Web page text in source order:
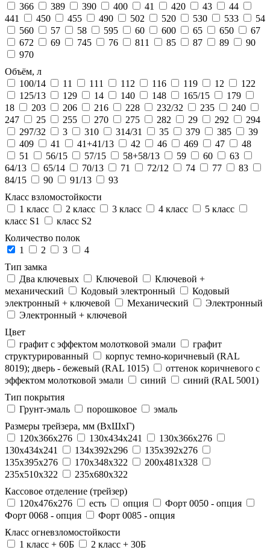
366
389 390 400 41 420 43
44
441
450 455 490 502 520 530 533
54
560
57 58 595 60 600 65 650
67
672
69 745 76 811 85 87 89
90
970
Объём, л
100/14
11 111 112 116 119 12
122
125/13
129 14 140 148 165/15
179
18
203 206 216 228 232/32 235
240
247
25 255 270 275 282 29 292
294
297/32
3 310 314/31 35 379 385
39
409
41 41+41/13 42 46 469 47
48
51
56/15 57/15 58+58/13 59 60
63
64/13
65/14 70/13 71 72/12 74 77
83
84/15
90 91/13
93
Класс взломостойкости
1 класс
2 класс 3 класс 4 класс
5 класс
класс S1
класс S2
Количество полок
1
2 3
4
Тип замка
Два ключевых
Ключевой
Ключевой +
механический
Кодовый электронный
Кодовый
электронный + ключевой
Механический
Электронный
Электронный + ключевой
Цвет
графит с эффектом молотковой эмали
графит
структурированный
корпус темно-коричневый (RAL
8019); дверь - бежевый (RAL 1015)
оттенок коричневого с
эффектом молотковой эмали
синий
синий (RAL 5001)
Тип покрытия
Грунт-эмаль
порошковое
эмаль
Размеры трейзера, мм (ВхШхГ)
120x366x276
130x434x241
130х366х276
130х434х241
134x392x296
135x392x276
135x395x276
170x348x322
200x481x328
235x510x322
235x680x322
Кассовое отделение (трейзер)
120х476х276
есть опция
Форт 0050 - опция
Форт 0068 - опция
Форт 0085 - опция
Класс огневзломостойкости
1 класс + 60Б
2 класс + 30Б